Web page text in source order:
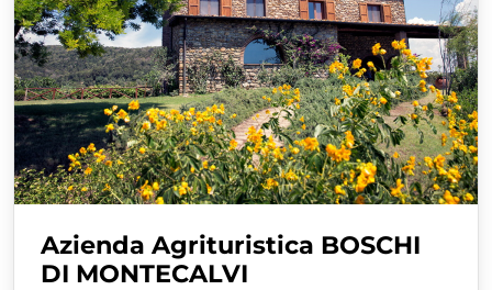
Azienda Agrituristica BOSCHI
DI MONTECALVI